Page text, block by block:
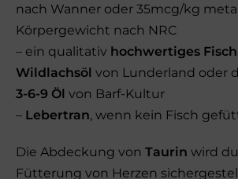
nach Wanner oder 35mcg/kg
Körpergewicht nach NRC
– ein qualitativ hochwertiges
Wildlachsöl von Lunderland oder
3-6-9 Öl von Barf-Kultur
– Lebertran, wenn kein Fisch
Die Abdeckung von Taurin wird
Fütterung von Herzen